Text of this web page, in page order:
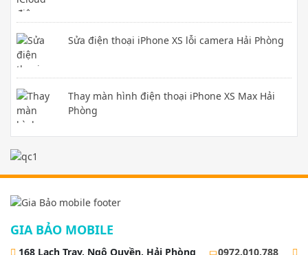
Sửa điện thoại iPhone XS lỗi camera Hải Phòng
Thay màn hình điện thoại iPhone XS Max Hải
Phòng
GIA BẢO MOBILE
168 Lạch Tray, Ngô Quyền, Hải Phòng
0972.010.788